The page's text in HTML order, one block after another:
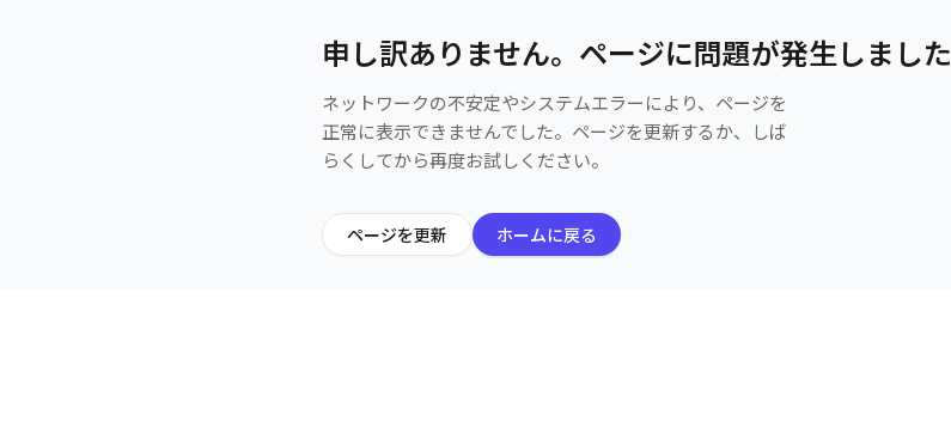
申し訳ありません。ページに問題が発生しました
ネットワークの不安定やシステムエラーにより、ページを
正常に表示できませんでした。ページを更新するか、しば
らくしてから再度お試しください。
ページを更新 ホームに戻る